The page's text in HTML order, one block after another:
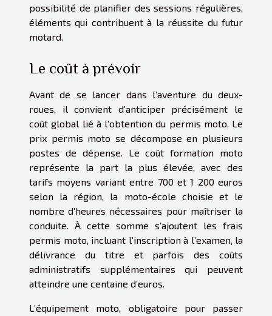
possibilité de planifier des sessions régulières,
éléments qui contribuent à la réussite du futur
motard.
Le coût à prévoir
Avant de se lancer dans l’aventure du deux-
roues, il convient d’anticiper précisément le
coût global lié à l’obtention du permis moto. Le
prix permis moto se décompose en plusieurs
postes de dépense. Le coût formation moto
représente la part la plus élevée, avec des
tarifs moyens variant entre 700 et 1 200 euros
selon la région, la moto-école choisie et le
nombre d’heures nécessaires pour maîtriser la
conduite. À cette somme s’ajoutent les frais
permis moto, incluant l’inscription à l’examen, la
délivrance du titre et parfois des coûts
administratifs supplémentaires qui peuvent
atteindre une centaine d’euros.
L’équipement moto, obligatoire pour passer